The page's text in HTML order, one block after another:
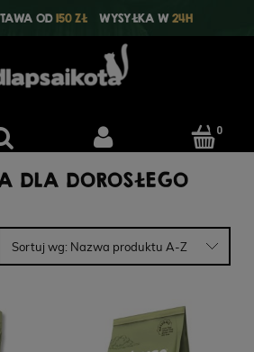
OD150 ZŁ WYSYŁKA W24H
DLA DOROSŁEGO
Sortuj wg: Nazwa produktu A-Z